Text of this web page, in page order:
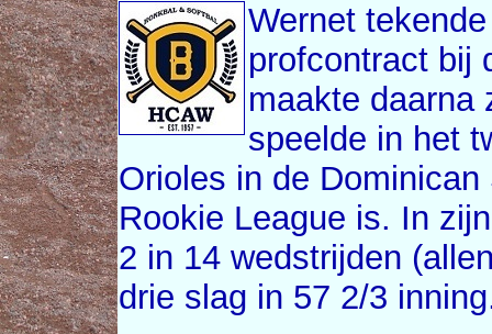
Wernet
profcontract bij
maakte daarna
speelde in het
Orioles in de
Rookie League is. In
2 in 14 wedstrijden
drie slag in 57 2/3